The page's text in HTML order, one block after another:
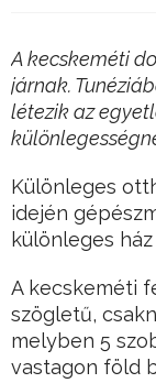
A kecskeméti
járnak.
létezik az
Különleges
idején
különleges
A kecskeméti
szögletű,
melyben 5
vastagon föld